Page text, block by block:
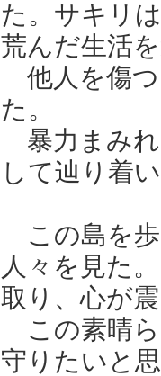
た。サキリ
荒んだ生活
他人を傷つ
た。
暴力まみれ
して辿り着
この島を歩
人々を見た
取り、心が
この素晴ら
守りたいと